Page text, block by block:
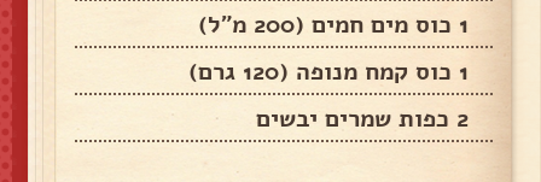
1 כוס מים חמים (200 מ"ל)
1 כוס קמח מנופה (120 גרם)
2 כפות שמרים יבשים